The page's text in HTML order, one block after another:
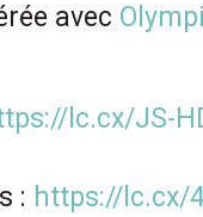
avec
lc.cx/JS-
: https://lc.cx/